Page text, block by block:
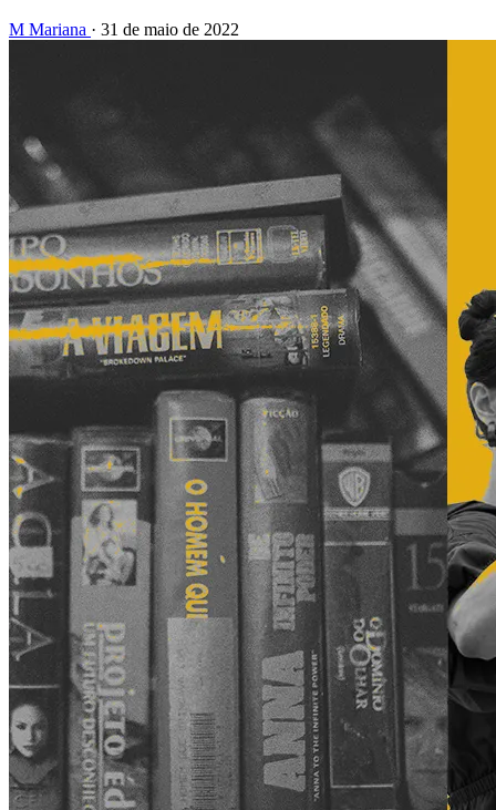
M Mariana · 31 de maio de 2022